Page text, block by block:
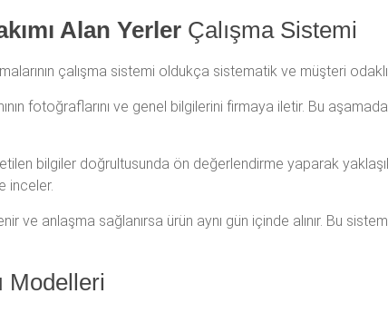
Alan Yerler Çalışma Sistemi
çalışma sistemi oldukça sistematik ve müşteri
fotoğraflarını ve genel bilgilerini firmaya iletir. Bu
bilgiler doğrultusunda ön değerlendirme yaparak
inceler.
ve anlaşma sağlanırsa ürün aynı gün içinde alınır. Bu
Modelleri